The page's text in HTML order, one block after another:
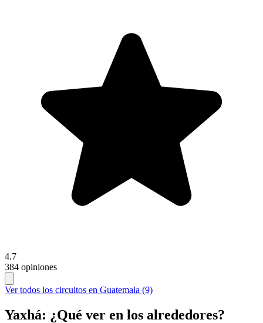
4.7
384 opiniones
Ver todos los circuitos en Guatemala (9)
Yaxhá: ¿Qué ver en los alrededores?